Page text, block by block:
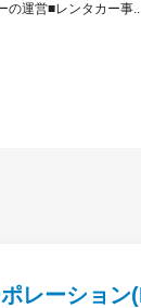
運営■レンタカー事...
レーショ